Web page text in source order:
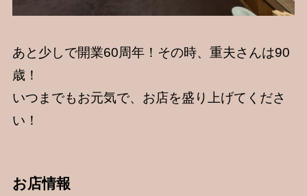
あと少しで開業60周年！その時、重夫さんは90
歳！
いつまでもお元気で、お店を盛り上げてくださ
い！
お店情報